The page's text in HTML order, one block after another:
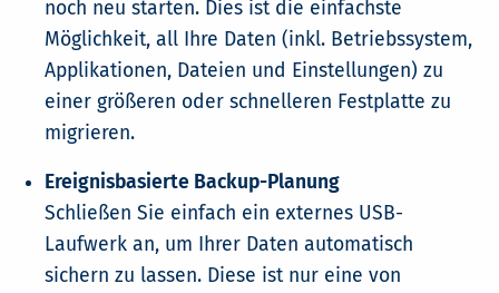
noch neu starten. Dies ist die einfachste
Möglichkeit, all Ihre Daten (inkl. Betriebssystem,
Applikationen, Dateien und Einstellungen) zu
einer größeren oder schnelleren Festplatte zu
migrieren.
Ereignisbasierte Backup-Planung
Schließen Sie einfach ein externes USB-
Laufwerk an, um Ihrer Daten automatisch
sichern zu lassen. Diese ist nur eine von